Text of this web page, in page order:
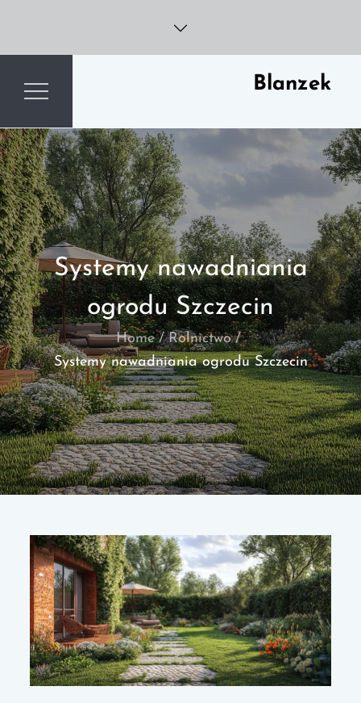
content
Blanzek
Systemy nawadniania
ogrodu Szczecin
Home
Rolnictwo
Systemy nawadniania ogrodu Szczecin